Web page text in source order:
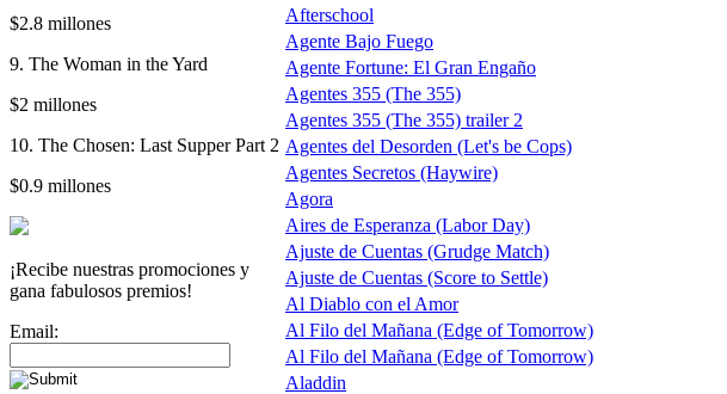
$2.8 millones
9. The Woman in the Yard
$2 millones
10. The Chosen: Last Supper Part 2
$0.9 millones
¡Recibe nuestras promociones y
gana fabulosos premios!
Email:
Afterschool
Agente Bajo Fuego
Agente Fortune: El Gran Engaño
Agentes 355 (The 355)
Agentes 355 (The 355) trailer 2
Agentes del Desorden (Let's be Cops)
Agentes Secretos (Haywire)
Agora
Aires de Esperanza (Labor Day)
Ajuste de Cuentas (Grudge Match)
Ajuste de Cuentas (Score to Settle)
Al Diablo con el Amor
Al Filo del Mañana (Edge of Tomorrow)
Al Filo del Mañana (Edge of Tomorrow)
Aladdin